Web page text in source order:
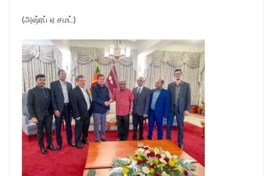
(அஷ்ரப் ஏ சமட்)